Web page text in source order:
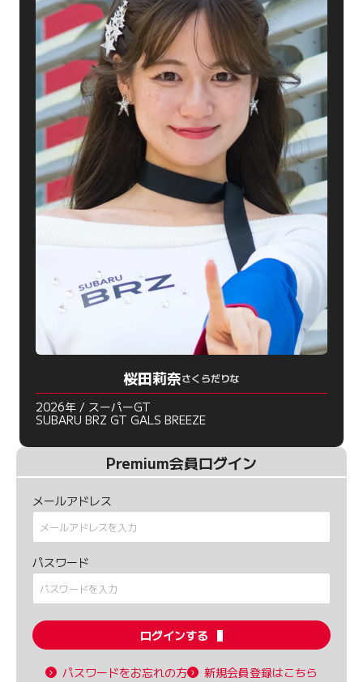
桜田莉奈さくらだりな
2026年 / スーパーGT
SUBARU BRZ GT GALS BREEZE
Premium会員ログイン
メールアドレス
パスワード
ログインする
パスワードをお忘れの方 新規会員登録はこちら